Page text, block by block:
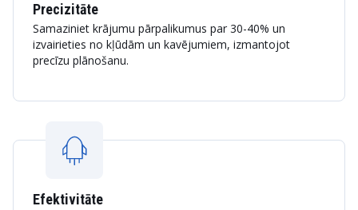
Precizitāte
Samaziniet krājumu pārpalikumus par 30-40% un
izvairieties no kļūdām un kavējumiem, izmantojot
precīzu plānošanu.
Efektivitāte